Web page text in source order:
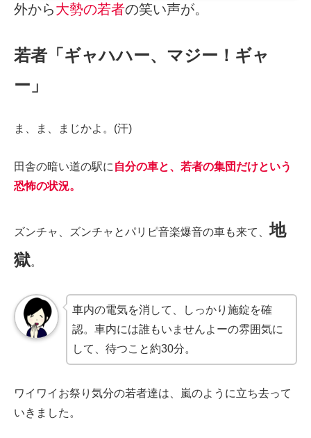
外から大勢の若者の笑い声が。
若者「ギャハハー、マジー！ギャ
ー」
ま、ま、まじかよ。(汗)
田舎の暗い道の駅に 自分の車と、若者の集団だけという
恐怖の状況。
ズンチャ、ズンチャとパリピ音楽爆音の車も来て、地
獄。
車内の電気を消して、しっかり施錠を確
認。車内には誰もいませんよーの雰囲気に
して、待つこと約30分。
ワイワイお祭り気分の若者達は、嵐のように立ち去って
いきました。